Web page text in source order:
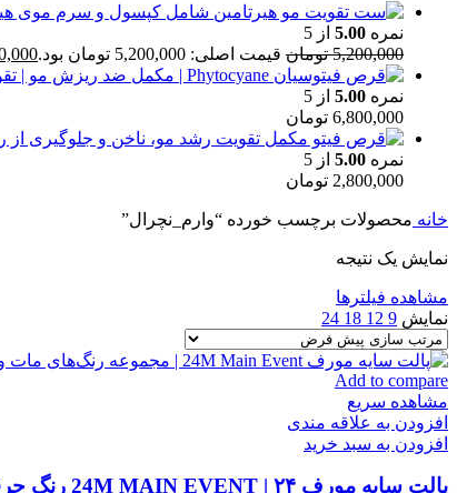
نمره 5.00 از 5
5,200,000 تومان قیمت اصلی: 5,200,000 تومان بود.
نمره 5.00 از 5
6,800,000 تومان
نمره 5.00 از 5
2,800,000 تومان
خانه محصولات برچسب خورده “وارم_نچرال”
نمایش یک نتیجه
مشاهده فیلترها
نمایش 9
12
18
24
Add to compare
مشاهده سریع
افزودن به علاقه مندی
افزودن به سبد خرید
پالت سایه مورف 24M MAIN EVENT | ۲۴ رنگ حرفه‌ای و پرپیگمنت